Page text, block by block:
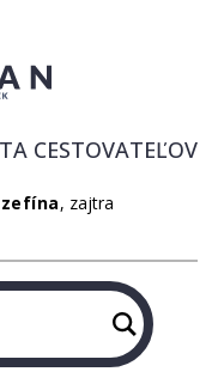
, zajtra
CESTOVATEĽOV